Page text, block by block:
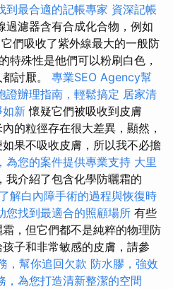
到最合適的記帳專家 資深記帳
過濾器含有合成化合物，例如
們吸收了紫外線最大的一般防
特殊性是他們可以粉刷白色，
討厭。 專業SEO Agency幫
證辦理指南，輕鬆搞定 居家清
如新 懷疑它們被吸收到皮膚
的粒徑存在很大差異，顯然，
果不吸收皮膚，所以我不必擔
為您的案件提供專業支持 大里
我介紹了包含化學防曬霜的
了解白內障手術的過程與恢復時
您找到最適合的照顧場所 有些
，但它們都不是純粹的物理防
子和非常敏感的皮膚，請參
，幫你追回欠款 防水膠，強效
，為您打造清新整潔的空間